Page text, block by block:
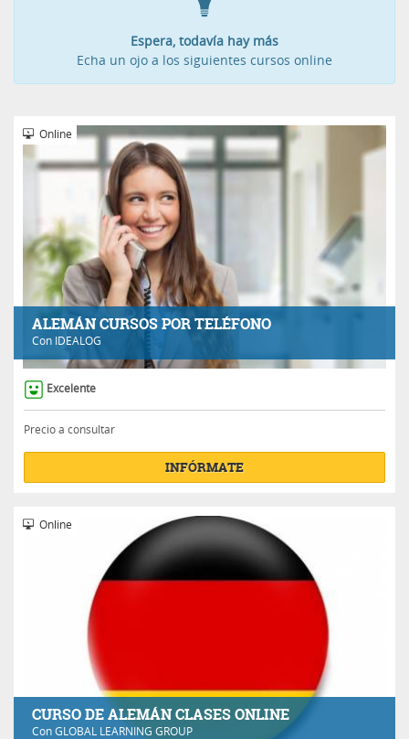
Espera, todavía hay más
Echa un ojo a los siguientes cursos online
ALEMÁN CURSOS POR TELÉFONO
Con IDEALOG
Online
Excelente
Precio a consultar
INFÓRMATE
CURSO DE ALEMÁN CLASES ONLINE
ConGLOBAL LEARNING GROUP
Online